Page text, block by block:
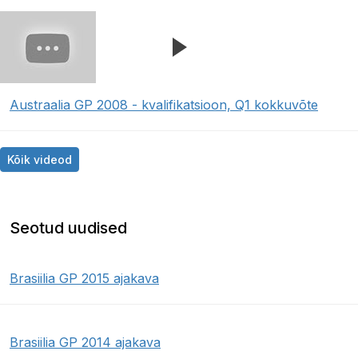
Austraalia GP 2008 - kvalifikatsioon, Q1 kokkuvõte
Kõik videod
Seotud uudised
Brasiilia GP 2015 ajakava
Brasiilia GP 2014 ajakava